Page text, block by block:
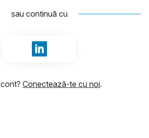
sau continuă cu
Conectează-te cu LinkedIn
Conectează-te cu noi.